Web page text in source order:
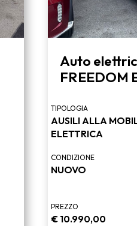
Auto
FREEDOM
TIPOLOGIA
AUSILI ALLA
ELETTRICA
CONDIZIONE
NUOVO
PREZZO
€10.990,00